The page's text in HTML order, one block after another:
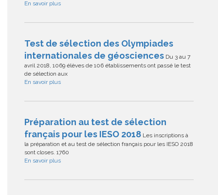
En savoir plus
Test de sélection des Olympiades
internationales de géosciences Du 3 au 7
avril 2018, 1069 élèves de 106 établissements ont passé le test
de sélection aux
En savoir plus
Préparation au test de sélection
français pour les IESO 2018 Les inscriptions à
la préparation et au test de sélection français pour les IESO 2018
sont closes. 1760
En savoir plus